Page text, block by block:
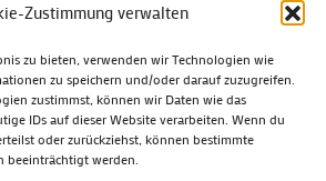
Zustimmung verwalten
zu bieten, verwenden wir Technologien wie
zu speichern und/oder darauf zuzugreifen.
zustimmst, können wir Daten wie das
IDs auf dieser Website verarbeiten. Wenn du
oder zurückziehst, können bestimmte
beeinträchtigt werden.
FOLK GEWINNSPIEL
HITZE
IRISH DANCE JAZZ
KABARETT
KLASSIK
KLEINE SUHLER REIHE
LOTTO
MEININGEN
SCHLEUSINGEN
SCHULWEG
SRH
STADTFEST
STRASSENSPERRUNG
SUHL
SUHLER STADTMARKETING
THÜRINGER WALD